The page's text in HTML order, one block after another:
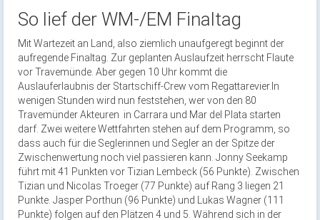
So lief der WM-/EM Finaltag
Mit Wartezeit an Land, also ziemlich unaufgeregt beginnt der
aufregende Finaltag. Zur geplanten Auslaufzeit herrscht Flaute
vor Travemünde. Aber gegen 10 Uhr kommt die
Auslauferlaubnis der Startschiff-Crew vom Regattarevier.In
wenigen Stunden wird nun feststehen, wer von den 80
Travemünder Akteuren in Carrara und Mar del Plata starten
darf. Zwei weitere Wettfahrten stehen auf dem Programm, so
dass auch für die Seglerinnen und Segler an der Spitze der
Zwischenwertung noch viel passieren kann. Jonny Seekamp
führt mit 41 Punkten vor Tizian Lembeck (56 Punkte). Zwischen
Tizian und Nicolas Troeger (77 Punkte) auf Rang 3 liegen 21
Punkte. Jasper Porthun (96 Punkte) und Lukas Wagner (111
Punkte) folgen auf den Plätzen 4 und 5. Während sich in der